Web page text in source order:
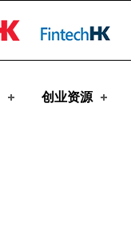
创业资源